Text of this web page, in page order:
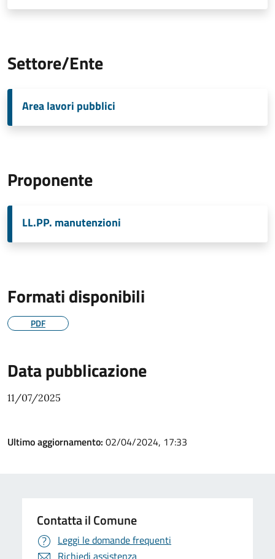
Settore/Ente
Area lavori pubblici
Proponente
LL.PP. manutenzioni
Formati disponibili
PDF
Data pubblicazione
11/07/2025
Ultimo aggiornamento: 02/04/2024, 17:33
Contatta il Comune
Leggi le domande frequenti
Richiedi assistenza